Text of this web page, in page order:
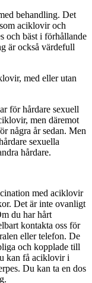
behandling. Det
aciklovir och
och bäst i förhållande
är också värdefull
med eller utan
för hårdare sexuell
men däremot
några år sedan. Men
sexuella
hårdare.
med aciklovir
Det är inte ovanligt
du har hårt
kontakta oss för
eller telefon. De
och kopplade till
kan få aciklovir i
Du kan ta en dos